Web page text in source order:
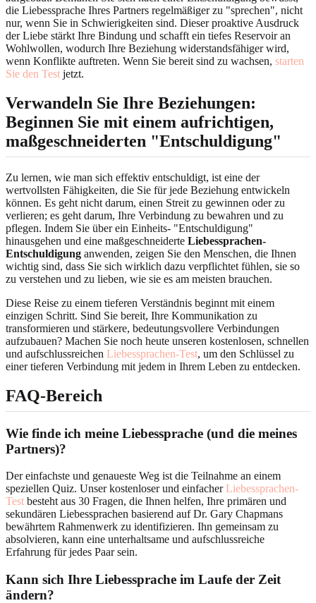
die Liebessprache Ihres Partners regelmäßiger zu "sprechen", nicht
nur, wenn Sie in Schwierigkeiten sind. Dieser proaktive Ausdruck
der Liebe stärkt Ihre Bindung und schafft ein tiefes Reservoir an
Wohlwollen, wodurch Ihre Beziehung widerstandsfähiger wird,
wenn Konflikte auftreten. Wenn Sie bereit sind zu wachsen, starten
Sie den Test jetzt.
Verwandeln Sie Ihre Beziehungen:
Beginnen Sie mit einem aufrichtigen,
maßgeschneiderten "Entschuldigung"
Zu lernen, wie man sich effektiv entschuldigt, ist eine der
wertvollsten Fähigkeiten, die Sie für jede Beziehung entwickeln
können. Es geht nicht darum, einen Streit zu gewinnen oder zu
verlieren; es geht darum, Ihre Verbindung zu bewahren und zu
pflegen. Indem Sie über ein Einheits- "Entschuldigung"
hinausgehen und eine maßgeschneiderte Liebessprachen-
Entschuldigung anwenden, zeigen Sie den Menschen, die Ihnen
wichtig sind, dass Sie sich wirklich dazu verpflichtet fühlen, sie so
zu verstehen und zu lieben, wie sie es am meisten brauchen.
Diese Reise zu einem tieferen Verständnis beginnt mit einem
einzigen Schritt. Sind Sie bereit, Ihre Kommunikation zu
transformieren und stärkere, bedeutungsvollere Verbindungen
aufzubauen? Machen Sie noch heute unseren kostenlosen, schnellen
und aufschlussreichen Liebessprachen-Test, um den Schlüssel zu
einer tieferen Verbindung mit jedem in Ihrem Leben zu entdecken.
FAQ-Bereich
Wie finde ich meine Liebessprache (und die meines
Partners)?
Der einfachste und genaueste Weg ist die Teilnahme an einem
speziellen Quiz. Unser kostenloser und einfacherLiebessprachen-
Test besteht aus 30 Fragen, die Ihnen helfen, Ihre primären und
sekundären Liebessprachen basierend auf Dr. Gary Chapmans
bewährtem Rahmenwerk zu identifizieren. Ihn gemeinsam zu
absolvieren, kann eine unterhaltsame und aufschlussreiche
Erfahrung für jedes Paar sein.
Kann sich Ihre Liebessprache im Laufe der Zeit
ändern?